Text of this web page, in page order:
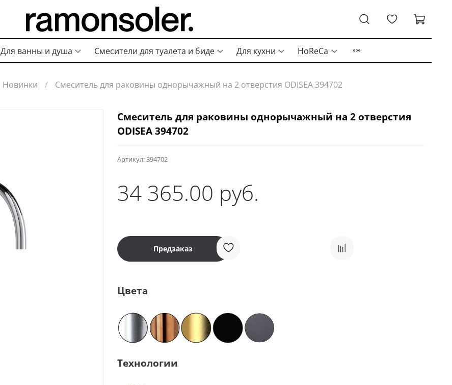
Для ванны и душа Смесители для туалета и биде Для кухни HoReCa
Новинки Смеситель для раковины однорычажный на 2 отверстия ODISEA 394702
Артикул:394702
Смеситель для раковины однорычажный на 2 отверстия
ODISEA 394702
34 365.00 руб.
Предзаказ
Цвета
Технологии